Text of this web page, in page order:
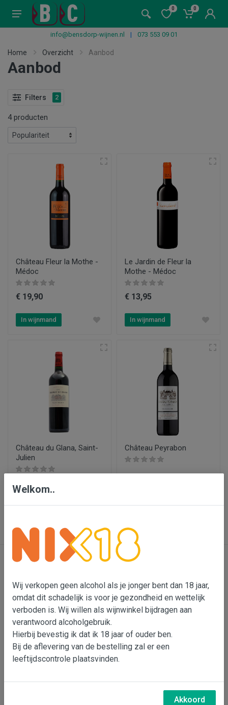
0 0
info@bensdorp-wijnen.nl | 073 553 09 01
Home Overzicht Aanbod
Aanbod
Filters 2
4 producten
Château Fleur la Mothe -
Médoc
€ 19,90
In wijnmand
Le Jardin de Fleur la
Mothe - Médoc
€ 13,95
In wijnmand
Château du Glana, Saint-
Julien
€ 30,95
In wijnmand
Château Peyrabon
In wijnmand
Contact
Bensdorp Wijnen, De Confrerie en Wijnkado
Bedrijventerrein 'De Vutter'
De Beverspijken 20 L
5221 ED 's-Hertogenbosch (Engelen)
Wouter Bensdorp
M 06-22993764
Welkom..
Wij verkopen geen alcohol als je jonger bent dan 18 jaar,
omdat dit schadelijk is voor je gezondheid en wettelijk
verboden is. Wij willen als wijnwinkel bijdragen aan
verantwoord alcoholgebruik.
Hierbij bevestig ik dat ik 18 jaar of ouder ben.
Bij de aflevering van de bestelling zal er een
leeftijdscontrole plaatsvinden.
Akkoord